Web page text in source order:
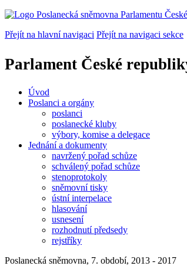
Přejít na hlavní navigaci Přejít na navigaci sekce
Parlament České
Úvod
Poslanci a orgány
poslanci
poslanecké kluby
výbory, komise a delegace
Jednání a dokumenty
navržený pořad schůze
schválený pořad schůze
stenoprotokoly
sněmovní tisky
ústní interpelace
hlasování
usnesení
rozhodnutí předsedy
rejstříky
Poslanecká sněmovna, 7. období, 2013 - 2017